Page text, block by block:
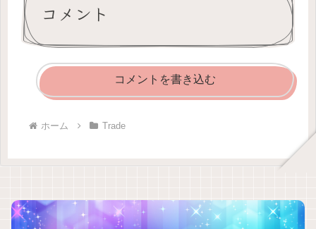
コメント
コメントを書き込む
ホーム Trade